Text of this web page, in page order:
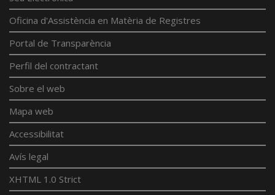
Oficina d'Assistència en Matèria de Registres
Portal de Transparència
Perfil del contractant
Sobre el web
Mapa web
Accessibilitat
Avís legal
XHTML 1.0 Strict